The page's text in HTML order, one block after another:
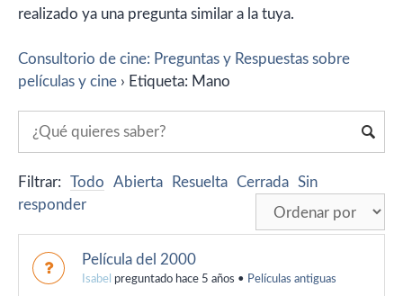
realizado ya una pregunta similar a la tuya.
Consultorio de cine: Preguntas y Respuestas sobre
películas y cine › Etiqueta: Mano
Filtrar: Todo Abierta Resuelta Cerrada Sin
responder
Película del 2000
Isabel preguntado hace 5 años • Películas antiguas